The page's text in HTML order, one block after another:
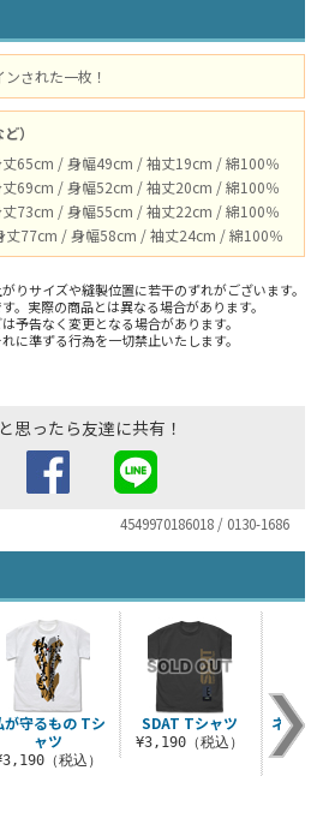
された一枚！
）
丈65cm / 身幅49cm / 袖丈19cm / 綿100％
丈69cm / 身幅52cm / 袖丈20cm / 綿100％
丈73cm / 身幅55cm / 袖丈22cm / 綿100％
丈77cm / 身幅58cm / 袖丈24cm / 綿100％
りサイズや縫製位置に若干のずれがございます。
。実際の商品とは異なる場合があります。
予告なく変更となる場合があります。
に準ずる行為を一切禁止いたします。
思ったら友達に共有！
4549970186018 / 0130-1686
が守るもの Tシ
ャツ
（税込）
SDAT Tシャツ
¥3,190（税込）
ネル
ハ